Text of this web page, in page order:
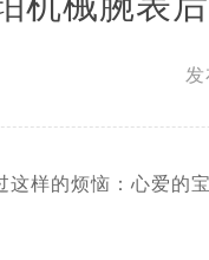
街1号王府井东方广场
的烦恼：心爱的宝